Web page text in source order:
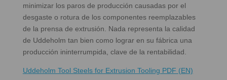
minimizar los paros de producción causadas por el
desgaste o rotura de los componentes reemplazables
de la prensa de extrusión. Nada representa la calidad
de Uddeholm tan bien como lograr en su fábrica una
producción ininterrumpida, clave de la rentabilidad.
Uddeholm Tool Steels for Extrusion Tooling PDF (EN)